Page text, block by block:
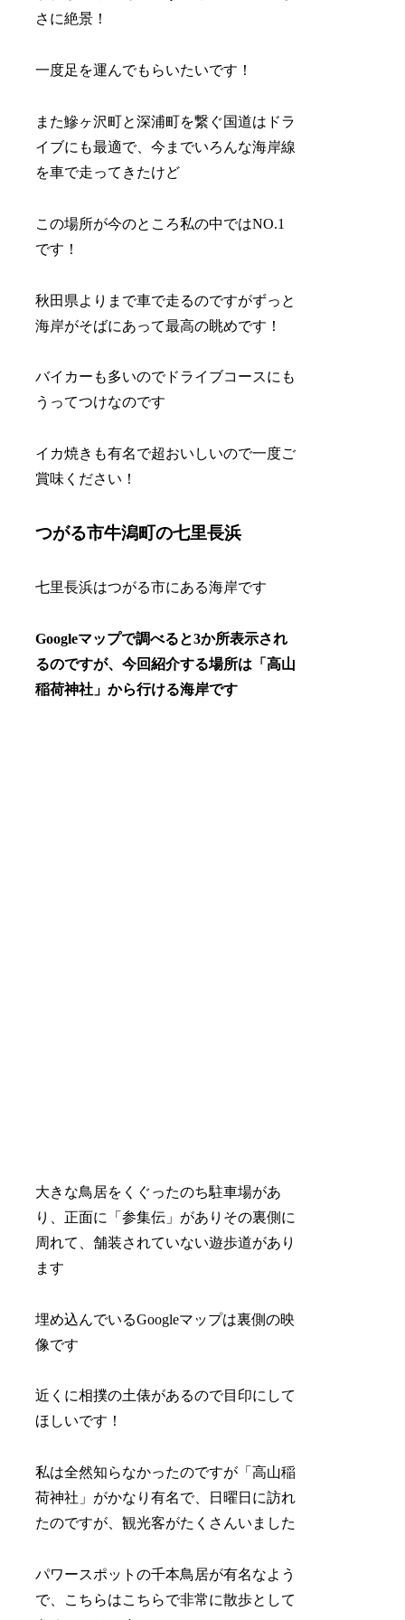
さに絶景！
一度足を運んでもらいたいです！
また鰺ヶ沢町と深浦町を繋ぐ国道はドラ
イブにも最適で、今までいろんな海岸線
を車で走ってきたけど
この場所が今のところ私の中ではNO.1
です！
秋田県よりまで車で走るのですがずっと
海岸がそばにあって最高の眺めです！
バイカーも多いのでドライブコースにも
うってつけなのです
イカ焼きも有名で超おいしいので一度ご
賞味ください！
つがる市牛潟町の七里長浜
七里長浜はつがる市にある海岸です
Googleマップで調べると3か所表示され
るのですが、今回紹介する場所は「高山
稲荷神社」から行ける海岸です
大きな鳥居をくぐったのち駐車場があ
り、正面に「参集伝」がありその裏側に
周れて、舗装されていない遊歩道があり
ます
埋め込んでいるGoogleマップは裏側の映
像です
近くに相撲の土俵があるので目印にして
ほしいです！
私は全然知らなかったのですが「高山稲
荷神社」がかなり有名で、日曜日に訪れ
たのですが、観光客がたくさんいました
パワースポットの千本鳥居が有名なよう
で、こちらはこちらで非常に散歩として